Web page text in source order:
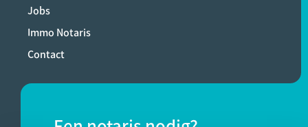
Jobs
Immo Notaris
Contact